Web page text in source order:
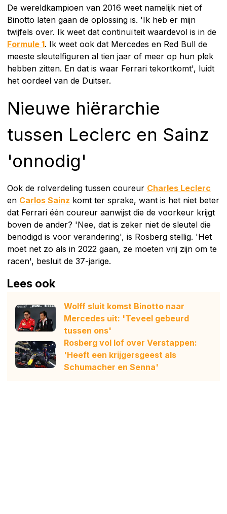
De wereldkampioen van 2016 weet namelijk niet of
Binotto laten gaan de oplossing is. 'Ik heb er mijn
twijfels over. Ik weet dat continuïteit waardevol is in de
Formule 1. Ik weet ook dat Mercedes en Red Bull de
meeste sleutelfiguren al tien jaar of meer op hun plek
hebben zitten. En dat is waar Ferrari tekortkomt', luidt
het oordeel van de Duitser.
Nieuwe hiërarchie
tussen Leclerc en Sainz
'onnodig'
Ook de rolverdeling tussen coureur Charles Leclerc
en Carlos Sainz komt ter sprake, want is het niet beter
dat Ferrari één coureur aanwijst die de voorkeur krijgt
boven de ander? 'Nee, dat is zeker niet de sleutel die
benodigd is voor verandering', is Rosberg stellig. 'Het
moet net zo als in 2022 gaan, ze moeten vrij zijn om te
racen', besluit de 37-jarige.
Lees ook
Wolff sluit komst Binotto naar
Mercedes uit: 'Teveel gebeurd
tussen ons'
Rosberg vol lof over Verstappen:
'Heeft een krijgersgeest als
Schumacher en Senna'